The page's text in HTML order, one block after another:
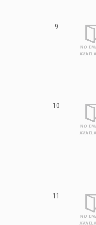
9
10
11